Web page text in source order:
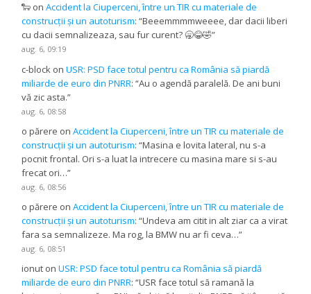
🐑 onAccident la Ciuperceni, între un TIR cu materiale de
construcții și un autoturism: “Beeemmmmweeee, dar dacii liberi
cu dacii semnalizeaza, sau fur curent? 🥱😂🤣”
aug. 6, 09:19
c-block onUSR: PSD face totul pentru ca România să piardă
miliarde de euro din PNRR: “Au o agendă paralelă. De ani buni
vă zic asta.”
aug. 6, 08:58
o părere onAccident la Ciuperceni, între un TIR cu materiale de
construcții și un autoturism: “Masina e lovita lateral, nu s-a
pocnit frontal. Ori s-a luat la intrecere cu masina mare si s-au
frecat ori…”
aug. 6, 08:56
o părere onAccident la Ciuperceni, între un TIR cu materiale de
construcții și un autoturism: “Undeva am citit in alt ziar ca a virat
fara sa semnalizeze. Ma rog, la BMW nu ar fi ceva…”
aug. 6, 08:51
ionut onUSR: PSD face totul pentru ca România să piardă
miliarde de euro din PNRR: “USR face totul să ramană la